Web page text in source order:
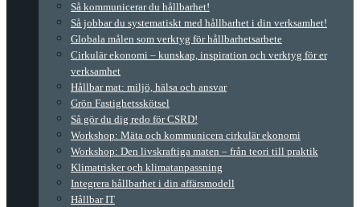
Så kommunicerar du hållbarhet!
Så jobbar du systematiskt med hållbarhet i din verksamhet!
Globala målen som verktyg för hållbarhetsarbete
Cirkulär ekonomi – kunskap, inspiration och verktyg för er
verksamhet
Hållbar mat: miljö, hälsa och ansvar
Grön Fastighetsskötsel
Så gör du dig redo för CSRD!
Workshop: Mäta och kommunicera cirkulär ekonomi
Workshop: Den livskraftiga maten – från teori till praktik
Klimatrisker och klimatanpassning
Integrera hållbarhet i din affärsmodell
Hållbar IT